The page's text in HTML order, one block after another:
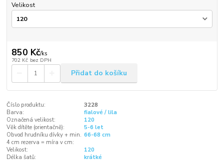
Velikost
850 Kč/ks
702 Kč bez DPH
Přidat do košíku
Číslo produktu:
3228
Barva:
fialové / lila
Označená velikost:
120
Věk dítěte (orientačně):
5-6 let
Obvod hrudníku dívky + min.
4 cm rezerva = míra v cm:
66-68 cm
Velikost:
120
Délka šatů:
krátké